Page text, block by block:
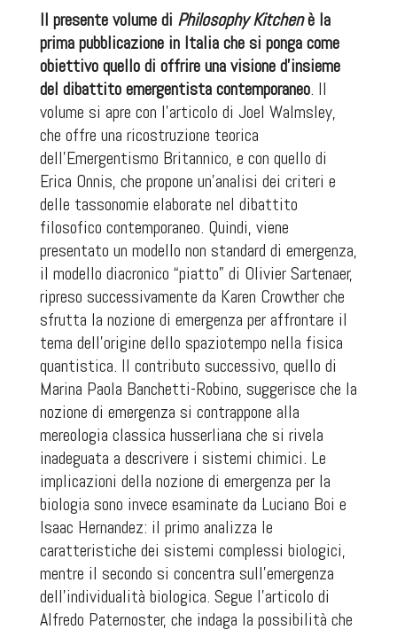
Il presente volume di Philosophy Kitchenè la
prima pubblicazione in Italia che si ponga come
obiettivo quello di offrire una visione d’insieme
del dibattito emergentista contemporaneo. Il
volume si apre con l’articolo di Joel Walmsley,
che offre una ricostruzione teorica
dell’Emergentismo Britannico, e con quello di
Erica Onnis, che propone un’analisi dei criteri e
delle tassonomie elaborate nel dibattito
filosofico contemporaneo. Quindi, viene
presentato un modello non standard di emergenza,
il modello diacronico “piatto” di Olivier Sartenaer,
ripreso successivamente da Karen Crowther che
sfrutta la nozione di emergenza per affrontare il
tema dell’origine dello spaziotempo nella fisica
quantistica. Il contributo successivo, quello di
Marina Paola Banchetti-Robino, suggerisce che la
nozione di emergenza si contrappone alla
mereologia classica husserliana che si rivela
inadeguata a descrivere i sistemi chimici. Le
implicazioni della nozione di emergenza per la
biologia sono invece esaminate da Luciano Boi e
Isaac Hernandez: il primo analizza le
caratteristiche dei sistemi complessi biologici,
mentre il secondo si concentra sull’emergenza
dell’individualità biologica. Segue l’articolo di
Alfredo Paternoster, che indaga la possibilità che